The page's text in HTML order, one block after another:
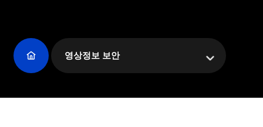
영상정보 보안